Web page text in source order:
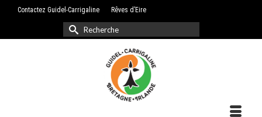
Contactez Guidel-Carrigaline Rêves d’Eire
Rechercher :